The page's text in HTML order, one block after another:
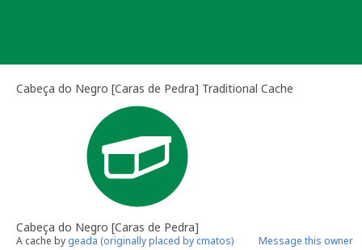
Cabeça do Negro [Caras de Pedra] Traditional Cache
Cabeça do Negro [Caras de Pedra]
A cache by geada (originally placed by cmatos) Message this owner